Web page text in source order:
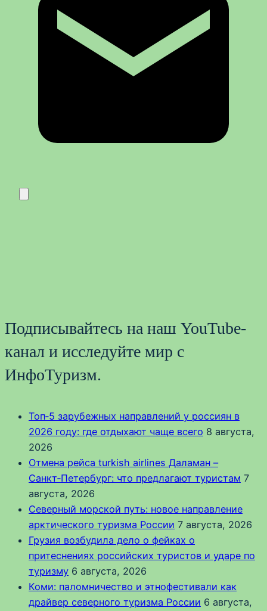
Подписывайтесь на наш YouTube-
канал и исследуйте мир с
ИнфоТуризм.
Топ‑5 зарубежных направлений у россиян в
2026 году: где отдыхают чаще всего 8 августа,
2026
Отмена рейса turkish airlines Даламан –
Санкт‑Петербург: что предлагают туристам 7
августа, 2026
Северный морской путь: новое направление
арктического туризма России 7 августа, 2026
Грузия возбудила дело о фейках о
притеснениях российских туристов и ударе по
туризму 6 августа, 2026
Коми: паломничество и этнофестивали как
драйвер северного туризма России 6 августа,